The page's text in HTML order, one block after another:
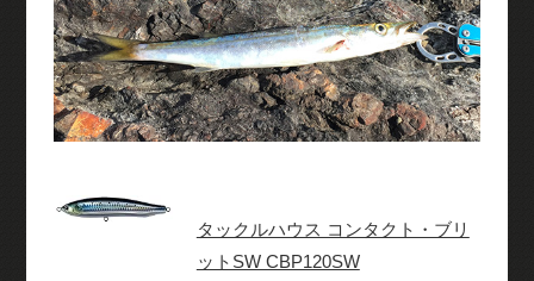
タックルハウス コンタクト・ブリ
ットSW CBP120SW